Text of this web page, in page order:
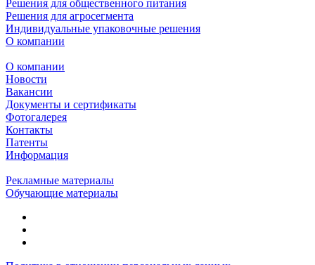
Решения для общественного питания
Решения для агросегмента
Индивидуальные упаковочные решения
О компании
О компании
Новости
Вакансии
Документы и сертификаты
Фотогалерея
Контакты
Патенты
Информация
Рекламные материалы
Обучающие материалы